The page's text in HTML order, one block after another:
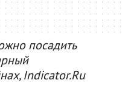
посадить
Indicator.Ru